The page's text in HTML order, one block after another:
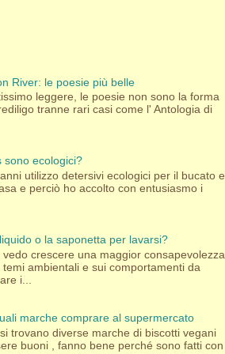
River: le poesie più belle
leggere, le poesie non sono la forma
tranne rari casi come l' Antologia di
sono ecologici?
utilizzo detersivi ecologici per il bucato e
e perciò ho accolto con entusiasmo i
o la saponetta per lavarsi?
crescere una maggior consapevolezza
ambientali e sui comportamenti da
i...
marche comprare al supermercato
trovano diverse marche di biscotti vegani
buoni , fanno bene perché sono fatti con